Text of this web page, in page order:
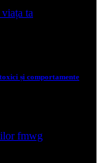
și comportamente